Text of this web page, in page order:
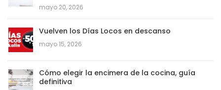
mayo 20, 2026
Vuelven los Días Locos en descanso
mayo 15, 2026
Cómo elegir la encimera de la cocina, guía
definitiva